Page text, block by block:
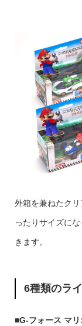
外箱を兼ねたク
ったりサイズに
きます。
6種類のラ
■G-フォース マリ